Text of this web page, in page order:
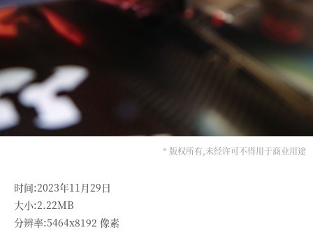
* 版权所有,未经许可不得用于商业用途
时间:2023年11月29日
大小:2.22MB
分辨率:5464x8192 像素